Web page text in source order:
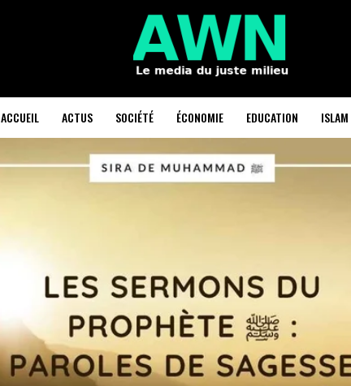
ACCUEIL ACTUS SOCIÉTÉ ÉCONOMIE EDUCATION ISLAM